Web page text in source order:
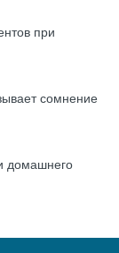
при
сомнение
домашнего